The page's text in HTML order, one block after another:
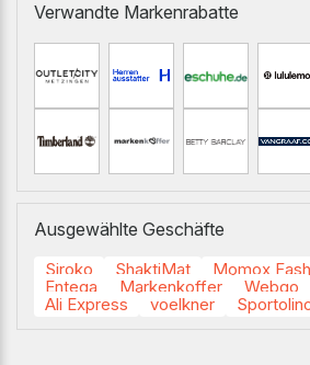
Verwandte Markenrabatte
Ausgewählte Geschäfte
Siroko ShaktiMat Momox
Entega
Markenkoffer Webgo
Ali Express
voelkner